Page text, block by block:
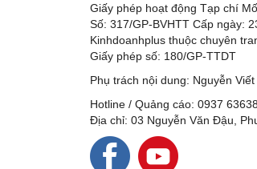
Giấy phép hoạt động Tạp chí
Số: 317/GP-BVHTT Cấp ngày:
Kinhdoanhplus thuộc chuyên
Giấy phép số: 180/GP-TTDT
Phụ trách nội dung: Nguyễn Viết
Hotline / Quảng cáo: 0937
Địa chỉ: 03 Nguyễn Văn Đậu,